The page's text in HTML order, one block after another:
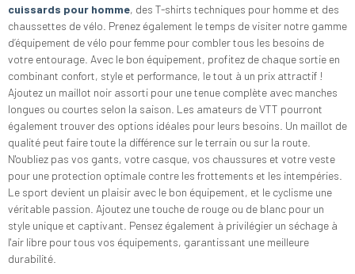
cuissards pour homme, des T-shirts techniques pour homme et des
chaussettes de vélo . Prenez également le temps de visiter notre gamme
d’équipement de vélo pour femme pour combler tous les besoins de
votre entourage. Avec le bon équipement, profitez de chaque sortie en
combinant confort, style et performance, le tout à un prix attractif !
Ajoutez un maillot noir assorti pour une tenue complète avec manches
longues ou courtes selon la saison. Les amateurs de VTT pourront
également trouver des options idéales pour leurs besoins. Un maillot de
qualité peut faire toute la différence sur le terrain ou sur la route.
N'oubliez pas vos gants, votre casque, vos chaussures et votre veste
pour une protection optimale contre les frottements et les intempéries.
Le sport devient un plaisir avec le bon équipement, et le cyclisme une
véritable passion. Ajoutez une touche de rouge ou de blanc pour un
style unique et captivant. Pensez également à privilégier un séchage à
l'air libre pour tous vos équipements, garantissant une meilleure
durabilité.